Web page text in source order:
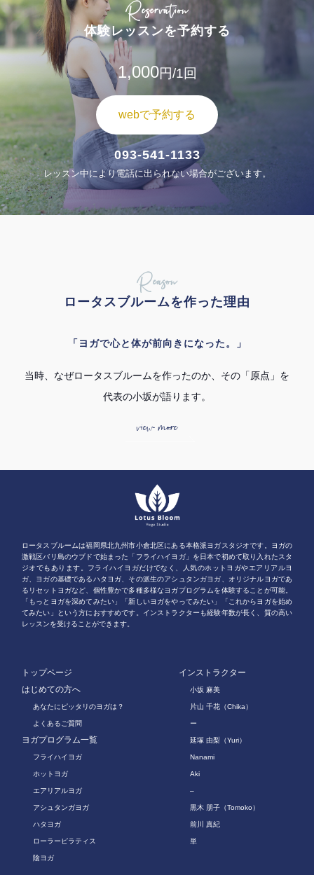
Reservation
体験レッスンを予約する
1,000円/1回
webで予約する
093-541-1133
レッスン中により電話に出られない場合がございます。
Reason
ロータスブルームを作った理由
「ヨガで心と体が前向きになった。」
当時、なぜロータスブルームを作ったのか、その「原点」を
代表の小坂が語ります。
view more
ロータスブルームは福岡県北九州市小倉北区にある本格派ヨガスタジオです。ヨガの
激戦区バリ島のウブドで始まった「フライハイヨガ」を日本で初めて取り入れたスタ
ジオでもあります。フライハイヨガだけでなく、人気のホットヨガやエアリアルヨ
ガ、ヨガの基礎であるハタヨガ、その派生のアシュタンガヨガ、オリジナルヨガであ
るリセットヨガなど、個性豊かで多種多様なヨガプログラムを体験することが可能。
「もっとヨガを深めてみたい」「新しいヨガをやってみたい」「これからヨガを始め
てみたい」という方におすすめです。インストラクターも経験年数が長く、質の高い
レッスンを受けることができます。
トップページ
はじめての方へ
あなたにピッタリのヨガは？
よくあるご質問
ヨガプログラム一覧
フライハイヨガ
ホットヨガ
エアリアルヨガ
アシュタンガヨガ
ハタヨガ
ローラーピラティス
陰ヨガ
インストラクター
小坂 麻美
片山 千花（Chika）
ー
延塚 由梨（Yuri）
Nanami
Aki
–
黒木 朋子（Tomoko）
前川 真紀
単